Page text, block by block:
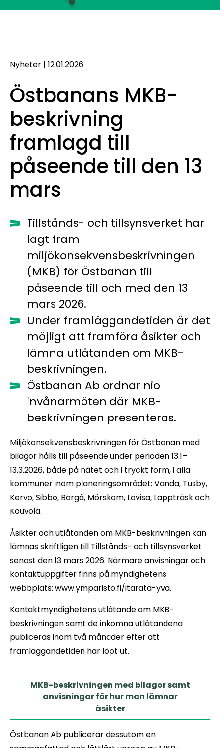
Nyheter | 12.01.2026
Östbanans MKB-
beskrivning
framlagd till
påseende till den 13
mars
Tillstånds- och tillsynsverket har
lagt fram
miljökonsekvensbeskrivningen
(MKB) för Östbanan till
påseende till och med den 13
mars 2026.
Under framläggandetiden är det
möjligt att framföra åsikter och
lämna utlåtanden om MKB-
beskrivningen.
Östbanan Ab ordnar nio
invånarmöten där MKB-
beskrivningen presenteras.
Miljökonsekvensbeskrivningen för Östbanan med
bilagor hålls till påseende under perioden 13.1–
13.3.2026, både på nätet och i tryckt form, i alla
kommuner inom planeringsområdet: Vanda, Tusby,
Kervo, Sibbo, Borgå, Mörskom, Lovisa, Lappträsk och
Kouvola.
Åsikter och utlåtanden om MKB-beskrivningen kan
lämnas skriftligen till Tillstånds- och tillsynsverket
senast den 13 mars 2026. Närmare anvisningar och
kontaktuppgifter finns på myndighetens
webbplats: www.ymparisto.fi/itarata-yva.
Kontaktmyndighetens utlåtande om MKB-
beskrivningen samt de inkomna utlåtandena
publiceras inom två månader efter att
framläggandetiden har löpt ut.
MKB-beskrivningen med bilagor samt
anvisningar för hur man lämnar
åsikter
Östbanan Ab publicerar dessutom en